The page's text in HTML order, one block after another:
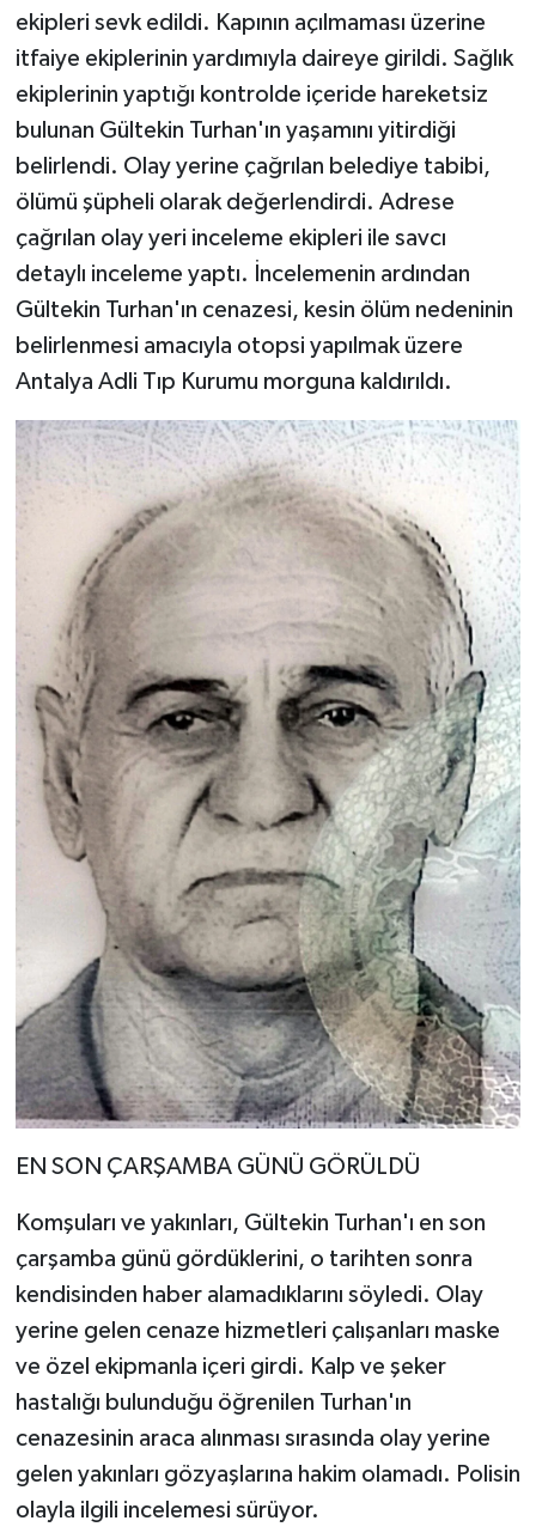
ekipleri sevk edildi. Kapının açılmaması üzerine
itfaiye ekiplerinin yardımıyla daireye girildi. Sağlık
ekiplerinin yaptığı kontrolde içeride hareketsiz
bulunan Gültekin Turhan'ın yaşamını yitirdiği
belirlendi. Olay yerine çağrılan belediye tabibi,
ölümü şüpheli olarak değerlendirdi. Adrese
çağrılan olay yeri inceleme ekipleri ile savcı
detaylı inceleme yaptı. İncelemenin ardından
Gültekin Turhan'ın cenazesi, kesin ölüm nedeninin
belirlenmesi amacıyla otopsi yapılmak üzere
Antalya Adli Tıp Kurumu morguna kaldırıldı.
EN SON ÇARŞAMBA GÜNÜ GÖRÜLDÜ
Komşuları ve yakınları, Gültekin Turhan'ı en son
çarşamba günü gördüklerini, o tarihten sonra
kendisinden haber alamadıklarını söyledi. Olay
yerine gelen cenaze hizmetleri çalışanları maske
ve özel ekipmanla içeri girdi. Kalp ve şeker
hastalığı bulunduğu öğrenilen Turhan'ın
cenazesinin araca alınması sırasında olay yerine
gelen yakınları gözyaşlarına hakim olamadı. Polisin
olayla ilgili incelemesi sürüyor.